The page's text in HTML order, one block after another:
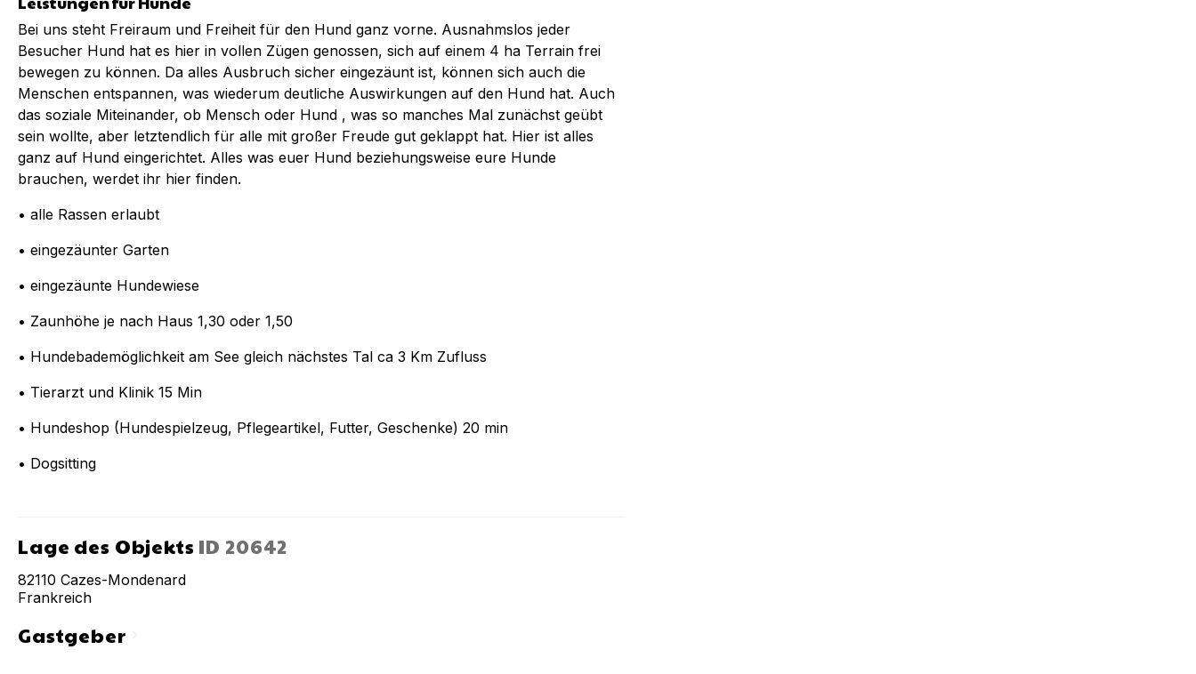
Bei uns steht Freiraum und Freiheit für den Hund ganz vorne. Ausnahmslos jeder
Besucher Hund hat es hier in vollen Zügen genossen, sich auf einem 4 ha Terrain frei
bewegen zu können. Da alles Ausbruch sicher eingezäunt ist, können sich auch die
Menschen entspannen, was wiederum deutliche Auswirkungen auf den Hund hat. Auch
das soziale Miteinander, ob Mensch oder Hund , was so manches Mal zunächst geübt
sein wollte, aber letztendlich für alle mit großer Freude gut geklappt hat. Hier ist alles
ganz auf Hund eingerichtet. Alles was euer Hund beziehungsweise eure Hunde
brauchen, werdet ihr hier finden.
• alle Rassen erlaubt
• eingezäunter Garten
• eingezäunte Hundewiese
• Zaunhöhe je nach Haus 1,30 oder 1,50
• Hundebademöglichkeit am See gleich nächstes Tal ca 3 Km Zufluss
• Tierarzt und Klinik 15 Min
• Hundeshop (Hundespielzeug, Pflegeartikel, Futter, Geschenke) 20 min
• Dogsitting
Lage des Objekts ID 20642
82110 Cazes-Mondenard
Frankreich
Gastgeberchevron_right